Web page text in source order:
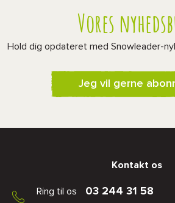
Vores
Hold dig opdateret med Snowleader-
Jeg vil gerne
Kontakt os
Ring til os 03 244 31 58